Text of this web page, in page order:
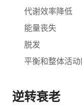
代谢效率降低
能量丧失
脱发
平衡和整体活
逆转衰老